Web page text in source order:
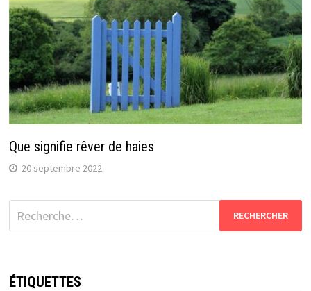
Que signifie rêver de haies
20 septembre 2022
Rechercher :
ÉTIQUETTES